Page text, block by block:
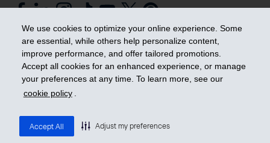
We use cookies to optimize your online experience. Some
are essential, while others help personalize content,
improve performance, and offer tailored promotions.
Accept all cookies for an enhanced experience, or manage
your preferences at any time. To learn more, see our
cookie policy .
Accept All Adjust my preferences
Prendre les devants
Groupe financier. Tous droits réservés.